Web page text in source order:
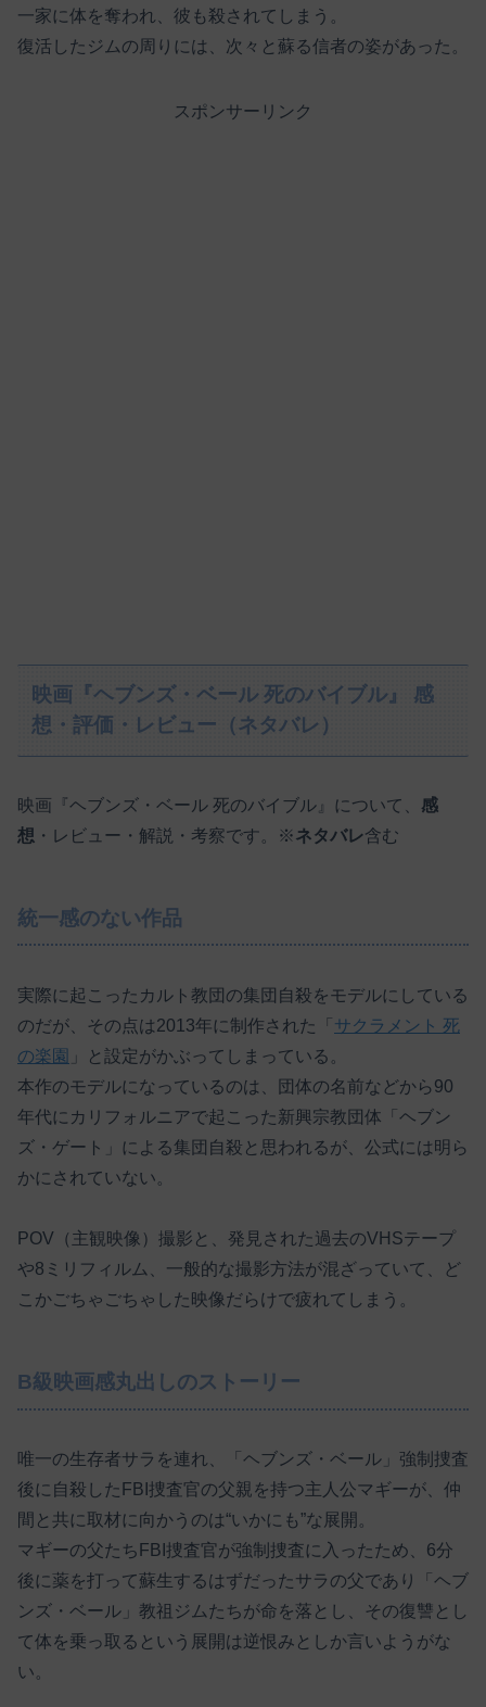
一家に体を奪われ、彼も殺されてしまう。
復活したジムの周りには、次々と蘇る信者の姿があった。
スポンサーリンク
映画『ヘブンズ・ベール 死のバイブル』 感
想・評価・レビュー（ネタバレ）
映画『ヘブンズ・ベール 死のバイブル』について、 感
想 ・レビュー・解説・考察です。※ネタバレ含む
統一感のない作品
実際に起こったカルト教団の集団自殺をモデルにしている
のだが、その点は2013年に制作された「 サクラメント 死
の楽園 」と設定がかぶってしまっている。
本作のモデルになっているのは、団体の名前などから90
年代にカリフォルニアで起こった新興宗教団体「ヘブン
ズ・ゲート」による集団自殺と思われるが、公式には明ら
かにされていない。
POV（主観映像）撮影と、発見された過去のVHSテープ
や8ミリフィルム、一般的な撮影方法が混ざっていて、ど
こかごちゃごちゃした映像だらけで疲れてしまう。
B級映画感丸出しのストーリー
唯一の生存者サラを連れ、「ヘブンズ・ベール」強制捜査
後に自殺したFBI捜査官の父親を持つ主人公マギーが、仲
間と共に取材に向かうのは“いかにも”な展開。
マギーの父たちFBI捜査官が強制捜査に入ったため、6分
後に薬を打って蘇生するはずだったサラの父であり「ヘブ
ンズ・ベール」教祖ジムたちが命を落とし、その復讐とし
て体を乗っ取るという展開は逆恨みとしか言いようがな
い。